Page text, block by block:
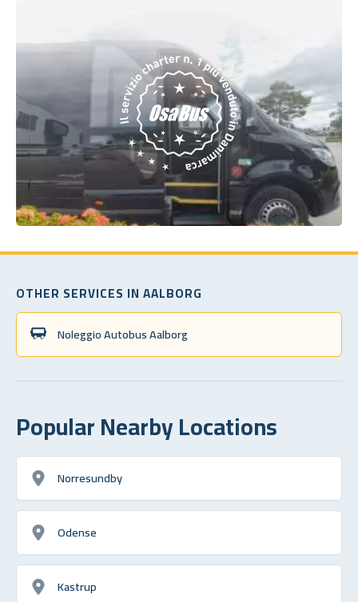
OTHER SERVICES IN AALBORG
Noleggio Autobus Aalborg
Popular Nearby Locations
Norresundby
Odense
Kastrup